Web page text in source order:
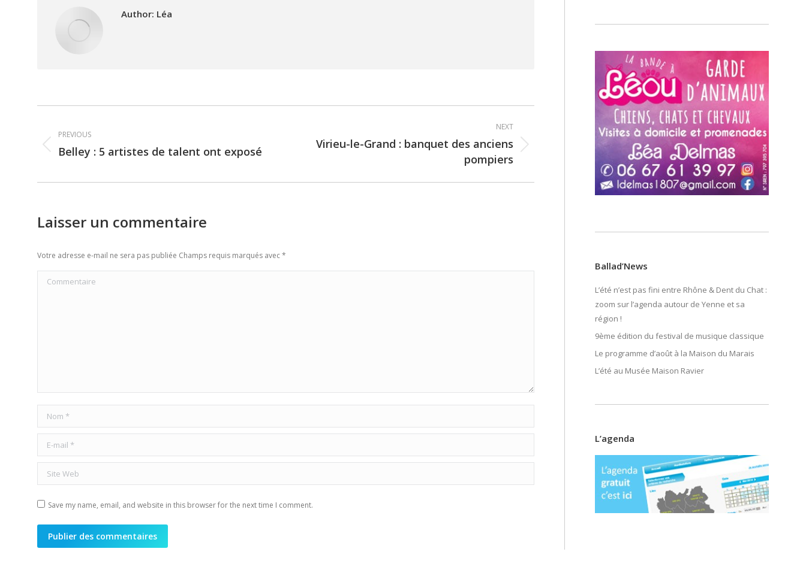
Author: Léa
navigation
PREVIOUS
Previous
Belley : 5 artistes de talent ont exposé
NEXT
Next
Virieu-le-Grand : banquet des anciens
pompiers
Laisser un commentaire
Votre adresse e-mail ne sera pas publiée Champs requis marqués avec*
Commentaire
Nom *
E-mail *
Site Web
Save my name, email, and website in this browser for the next time I comment.
Publier des commentaires
Ballad’News
L’été n’est pas fini entre Rhône & Dent du Chat :
zoom sur l’agenda autour de Yenne et sa
région !
9ème édition du festival de musique classique
Le programme d’août à la Maison du Marais
L’été au Musée Maison Ravier
L’agenda